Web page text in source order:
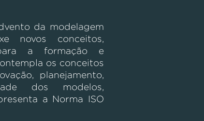
da modelagem
novos conceitos,
a formação e
os conceitos
planejamento,
dos modelos,
a Norma ISO